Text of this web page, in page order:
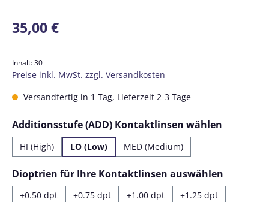
Regulärer Preis:
35,00 €
Inhalt:30
Preise inkl. MwSt. zzgl. Versandkosten
Versandfertig in 1 Tag, Lieferzeit 2-3 Tage
Additionsstufe (ADD) Kontaktlinsen wählen
HI (High) LO (Low) MED (Medium)
Dioptrien für Ihre Kontaktlinsen auswählen
+0.50 dpt +0.75 dpt +1.00 dpt
+1.25 dpt